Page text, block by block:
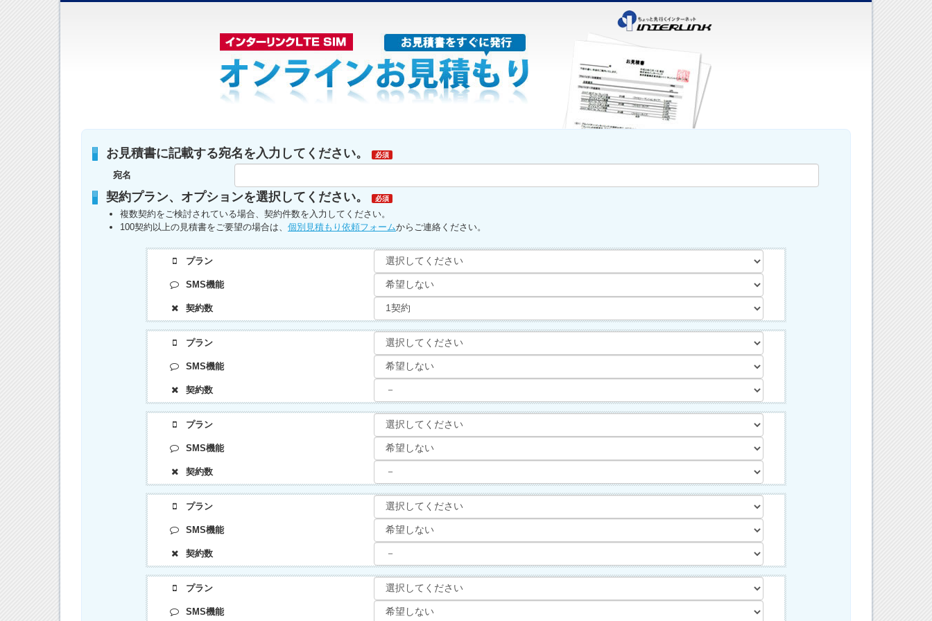
お見積書に記載する宛名を入力してください。 必須
宛名
契約プラン、オプションを選択してください。 必須
複数契約をご検討されている場合、契約件数を入力してください。
100契約以上の見積書をご要望の場合は、 個別見積もり依頼フォームからご連絡ください。
プラン
SMS機能
契約数
プラン
SMS機能
契約数
プラン
SMS機能
契約数
プラン
SMS機能
契約数
プラン
SMS機能